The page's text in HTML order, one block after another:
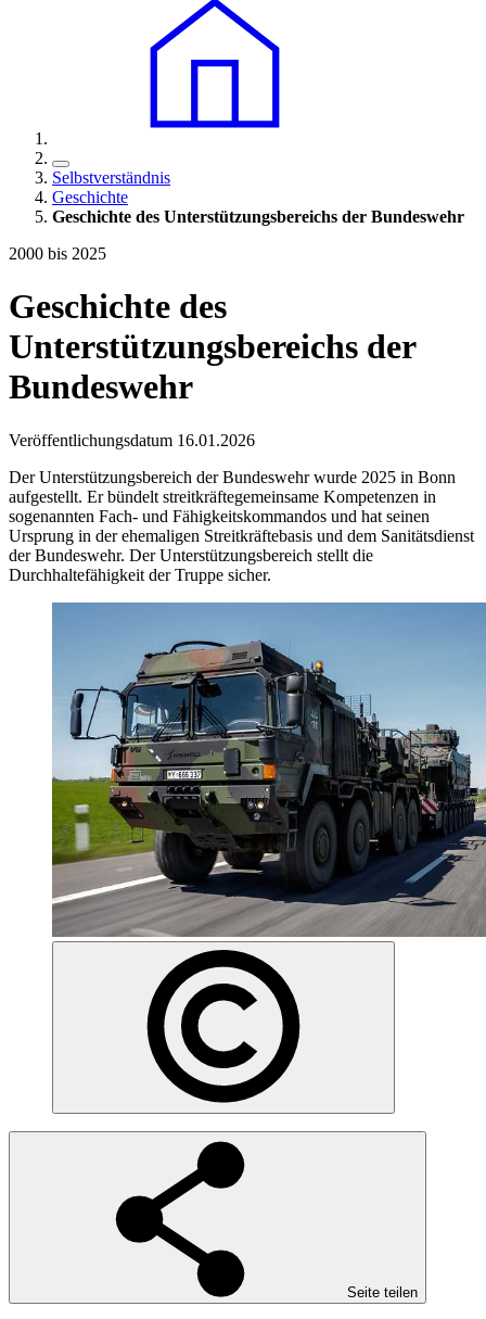
Selbstverständnis
Geschichte
Geschichte des Unterstützungsbereichs der Bundeswehr
2000 bis 2025
Geschichte des
Unterstützungsbereichs der
Bundeswehr
Veröffentlichungsdatum 16.01.2026
Der Unterstützungsbereich der Bundeswehr wurde 2025 in Bonn
aufgestellt. Er bündelt streitkräftegemeinsame Kompetenzen in
sogenannten Fach- und Fähigkeitskommandos und hat seinen
Ursprung in der ehemaligen Streitkräftebasis und dem Sanitätsdienst
der Bundeswehr. Der Unterstützungsbereich stellt die
Durchhaltefähigkeit der Truppe sicher.
Seite teilen